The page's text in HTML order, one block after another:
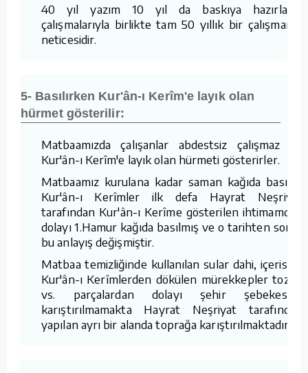
40 yıl yazım 10 yıl da baskıya hazırlama
çalışmalarıyla birlikte tam 50 yıllık bir çalışmanın
neticesidir.
5- Basılırken Kur'ân-ı Kerîm'e layık olan
hürmet gösterilir:
Matbaamızda çalışanlar abdestsiz çalışmaz ve
Kur'ân-ı Kerîm'e layık olan hürmeti gösterirler.
Matbaamız kurulana kadar saman kağıda basılan
Kur'ân-ı Kerîmler ilk defa Hayrat Neşriyat
tarafından Kur'ân-ı Kerîme gösterilen ihtimamdan
dolayı 1.Hamur kağıda basılmış ve o tarihten sonra
bu anlayış değişmiştir.
Matbaa temizliğinde kullanılan sular dahi, içerisine
Kur'ân-ı Kerîmlerden dökülen mürekkepler tozlar
vs. parçalardan dolayı şehir şebekesine
karıştırılmamakta Hayrat Neşriyat tarafından
yapılan ayrı bir alanda toprağa karıştırılmaktadır.